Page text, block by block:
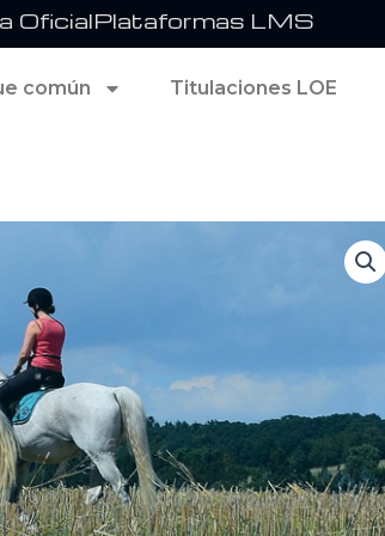
OficialPlataformas LMS
común Titulaciones LOE